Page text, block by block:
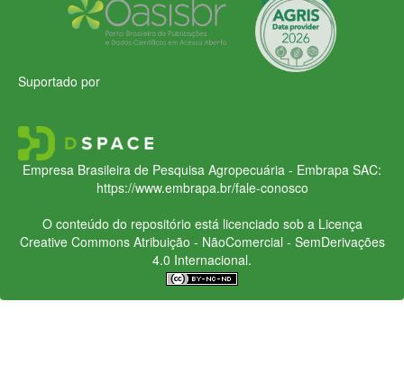
Suportado por
Empresa Brasileira de Pesquisa Agropecuária - Embrapa SAC:
https://www.embrapa.br/fale-conosco
O conteúdo do repositório está licenciado sob a Licença
Creative CommonsAtribuição - NãoComercial - SemDerivações
4.0 Internacional.